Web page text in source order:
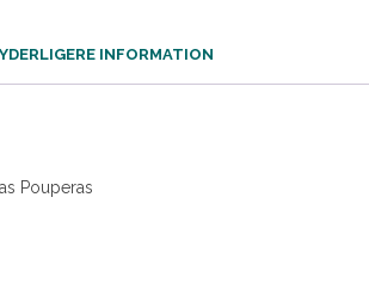
INFORMATION
Pouperas